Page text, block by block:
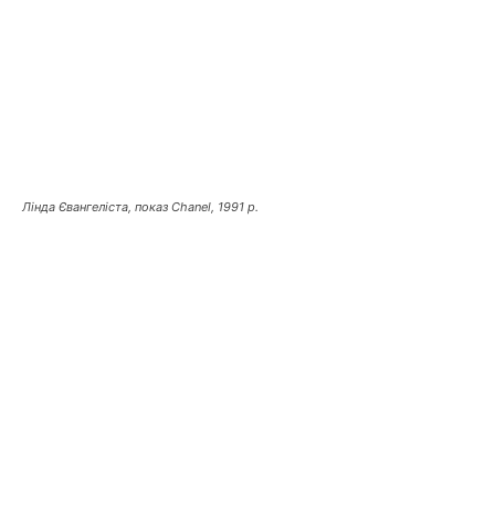
Лінда Євангеліста, показ Chanel, 1991 р.